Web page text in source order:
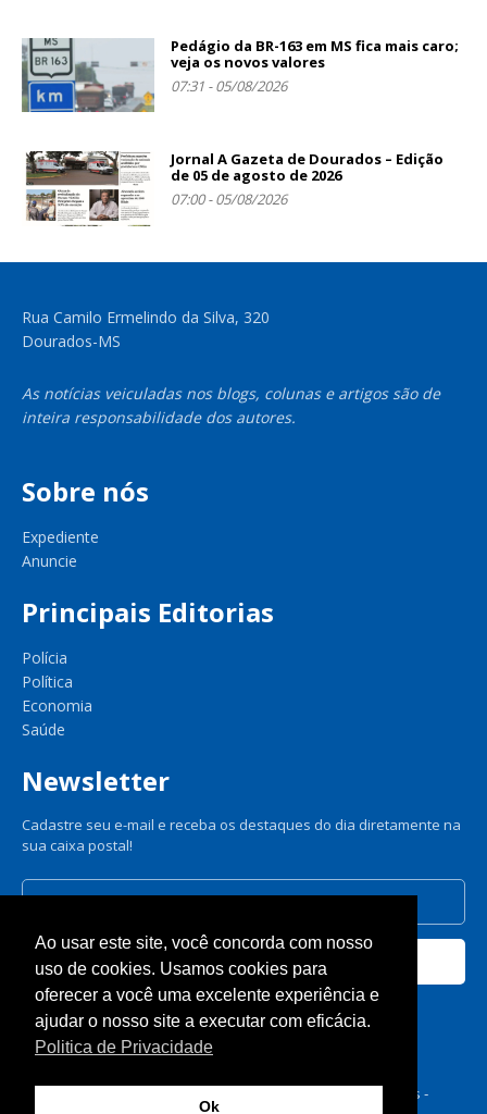
Pedágio da BR-163 em MS fica mais caro;
veja os novos valores
07:31 - 05/08/2026
Jornal A Gazeta de Dourados – Edição
de 05 de agosto de 2026
07:00 - 05/08/2026
Rua Camilo Ermelindo da Silva, 320
Dourados-MS
As notícias veiculadas nos blogs, colunas e artigos são de
inteira responsabilidade dos autores.
Sobre nós
Expediente
Anuncie
Principais Editorias
Polícia
Política
Economia
Saúde
Newsletter
Cadastre seu e-mail e receba os destaques do dia diretamente na
sua caixa postal!
Cadastrar
Nós respeitamos sua privacidade.
© A Gazeta de Dourados 2025 - Todos os direitos reservados -
Ao usar este site, você concorda com nosso
uso de cookies. Usamos cookies para
oferecer a você uma excelente experiência e
ajudar o nosso site a executar com eficácia.
Politica de Privacidade
Ok